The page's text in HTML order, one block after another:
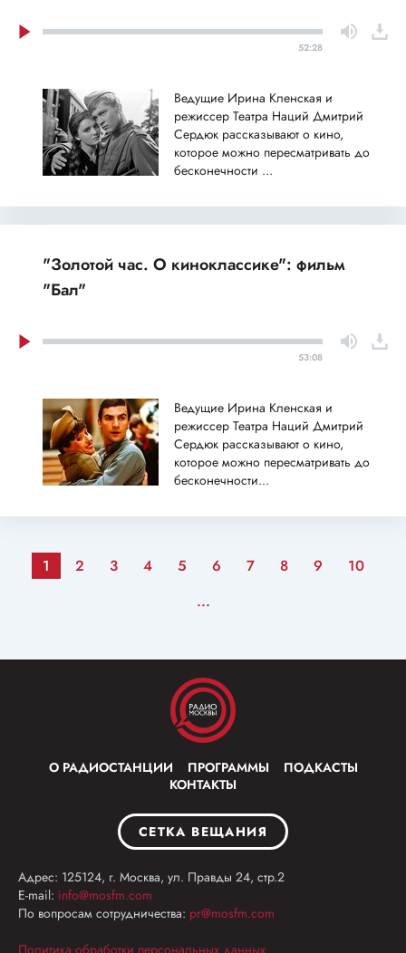
52:28
Ведущие Ирина Кленская и
режиссер Театра Наций Дмитрий
Сердюк рассказывают о кино,
которое можно пересматривать до
бесконечности ...
"Золотой час. О киноклассике": фильм
"Бал"
53:08
Ведущие Ирина Кленская и
режиссер Театра Наций Дмитрий
Сердюк рассказывают о кино,
которое можно пересматривать до
бесконечности...
1 2 3 4 5 6 7 8 9
10
...
О РАДИОСТАНЦИИ ПРОГРАММЫ
ПОДКАСТЫ
КОНТАКТЫ
СЕТКА ВЕЩАНИЯ
Адрес: 125124, г. Москва, ул. Правды 24, стр.2
E-mail: info@mosfm.com
По вопросам сотрудничества: pr@mosfm.com
Политика обработки персональных данных